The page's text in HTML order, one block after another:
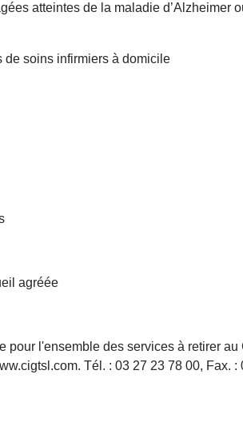
atteintes de la maladie d’Alzheimer
de soins infirmiers à domicile
agréée
pour l'ensemble des services à retirer
Tél. : 03 27 23 78 00, Fax. :